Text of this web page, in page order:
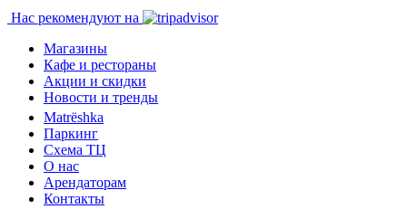
Нас рекомендуют на
Магазины
Кафе и рестораны
Акции и скидки
Новости и тренды
Matrёshka
Паркинг
Схема ТЦ
О нас
Арендаторам
Контакты